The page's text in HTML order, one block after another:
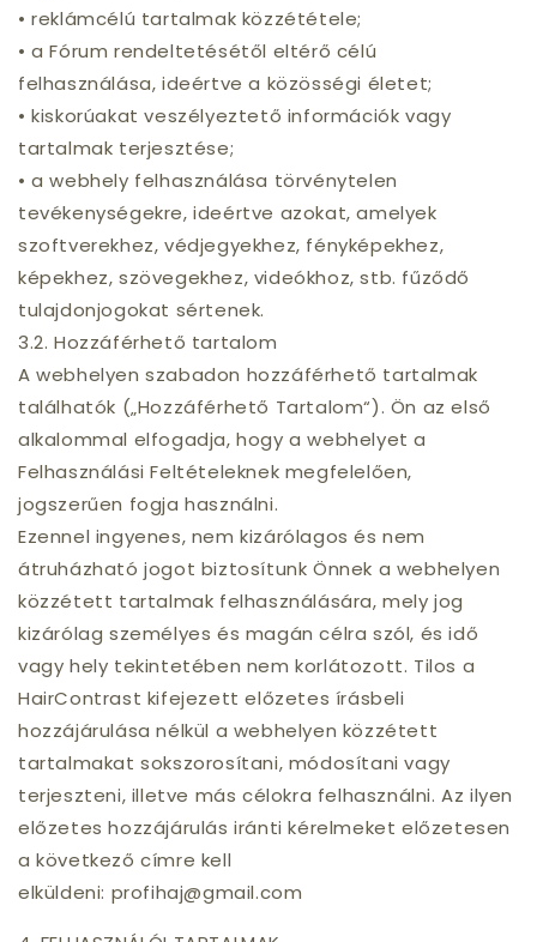
• reklámcélú tartalmak közzététele;
• a Fórum rendeltetésétől eltérő célú
felhasználása, ideértve a közösségi életet;
• kiskorúakat veszélyeztető információk vagy
tartalmak terjesztése;
• a webhely felhasználása törvénytelen
tevékenységekre, ideértve azokat, amelyek
szoftverekhez, védjegyekhez, fényképekhez,
képekhez, szövegekhez, videókhoz, stb. fűződő
tulajdonjogokat sértenek.
3.2. Hozzáférhető tartalom
A webhelyen szabadon hozzáférhető tartalmak
találhatók („Hozzáférhető Tartalom“). Ön az első
alkalommal elfogadja, hogy a webhelyet a
Felhasználási Feltételeknek megfelelően,
jogszerűen fogja használni.
Ezennel ingyenes, nem kizárólagos és nem
átruházható jogot biztosítunk Önnek a webhelyen
közzétett tartalmak felhasználására, mely jog
kizárólag személyes és magán célra szól, és idő
vagy hely tekintetében nem korlátozott. Tilos a
HairContrast kifejezett előzetes írásbeli
hozzájárulása nélkül a webhelyen közzétett
tartalmakat sokszorosítani, módosítani vagy
terjeszteni, illetve más célokra felhasználni. Az ilyen
előzetes hozzájárulás iránti kérelmeket előzetesen
a következő címre kell
elküldeni: profihaj@gmail.com